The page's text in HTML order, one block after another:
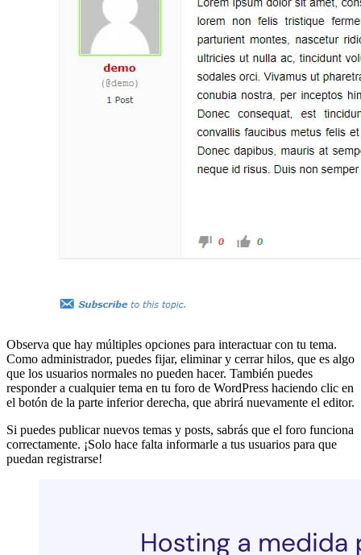
Observa que hay múltiples opciones para interactuar con tu tema.
Como administrador, puedes fijar, eliminar y cerrar hilos, que es algo
que los usuarios normales no pueden hacer. También puedes
responder a cualquier tema en tu foro de WordPress haciendo clic en
el botón de la parte inferior derecha, que abrirá nuevamente el editor.
Si puedes publicar nuevos temas y posts, sabrás que el foro funciona
correctamente. ¡Solo hace falta informarle a tus usuarios para que
puedan registrarse!